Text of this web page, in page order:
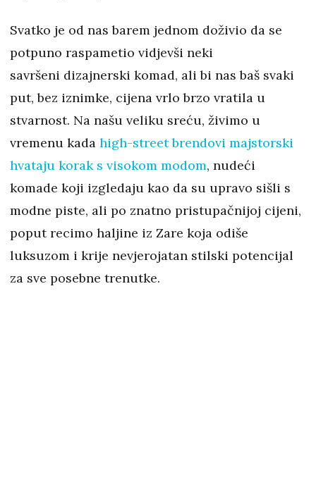
Svatko je od nas barem jednom doživio da se
potpuno raspametio vidjevši neki
savršeni dizajnerski komad, ali bi nas baš svaki
put, bez iznimke, cijena vrlo brzo vratila u
stvarnost. Na našu veliku sreću, živimo u
vremenu kada high-street brendovi majstorski
hvataju korak s visokom modom, nudeći
komade koji izgledaju kao da su upravo sišli s
modne piste, ali po znatno pristupačnijoj cijeni,
poput recimo haljine iz Zare koja odiše
luksuzom i krije nevjerojatan stilski potencijal
za sve posebne trenutke.